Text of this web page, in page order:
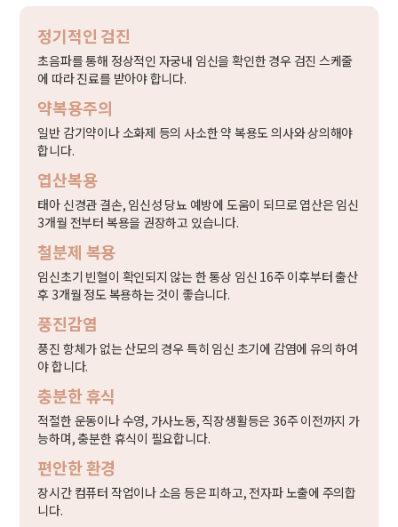
정기적인 검진
초음파를 통해 정상적인 자궁내 임신을 확인한 경우 검진 스케줄
에 따라 진료를 받아야 합니다.
약복용주의
일반 감기약이나 소화제 등의 사소한 약 복용도 의사와 상의해야
합니다.
엽산복용
태아 신경관 결손, 임신성 당뇨 예방에 도움이 되므로 엽산은 임신
3개월 전부터 복용을 권장하고 있습니다.
철분제 복용
임신초기 빈혈이 확인되지 않는 한 통상 임신 16주 이후부터 출산
후 3개월 정도 복용하는 것이 좋습니다.
풍진감염
풍진 항체가 없는 산모의 경우 특히 임신 초기에 감염에 유의 하여
야 합니다.
충분한 휴식
적절한 운동이나 수영, 가사노동, 직장생활등은 36주 이전까지 가
능하며, 충분한 휴식이 필요합니다.
편안한 환경
장시간 컴퓨터 작업이나 소음 등은 피하고, 전자파 노출에 주의합
니다.